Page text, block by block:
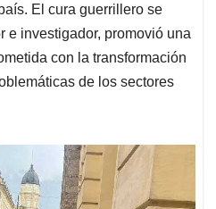
El cura guerrillero se
e investigador, promovió una
con la transformación
de los sectores